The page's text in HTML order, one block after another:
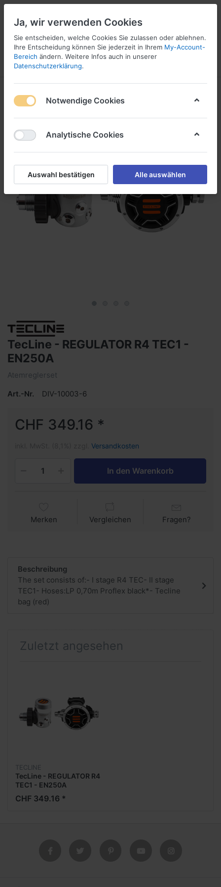
Menü Anmelden
16
TecLine - REGULATOR R4 TEC1 -
EN250A
Atemreglerset
Art.-Nr.
DIV-10003-6
CHF 349.16 *
Versandkosten
In den Warenkorb
Merken Vergleichen Fragen?
Beschreibung
The set consists of:- I stage R4 TEC- II stage
TEC1- Hoses:LP 0,70m Proflex black*- Tecline
bag (red)
Zuletzt angesehen
TECLINE
TecLine - REGULATOR R4
TEC1 - EN250A
CHF 349.16 *
Ja, wir verwenden Cookies
Sie entscheiden, welche Cookies Sie zulassen oder ablehnen.
Ihre Entscheidung können Sie jederzeit in Ihrem My-Account-
Bereich ändern. Weitere Infos auch in unserer
Datenschutzerklärung.
Notwendige Cookies
Analytische Cookies
Auswahl bestätigen Alle auswählen